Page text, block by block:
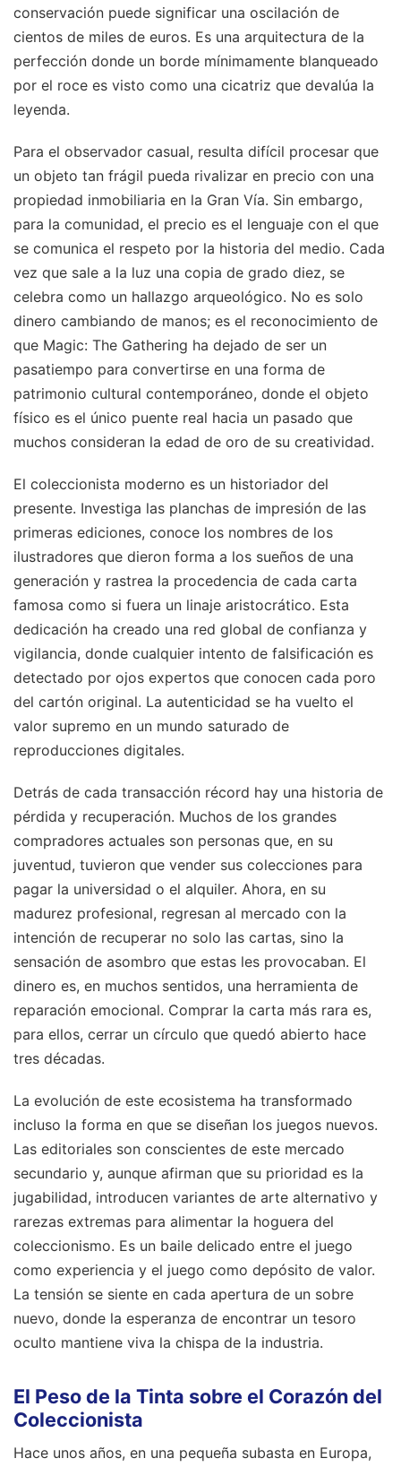
conservación puede significar una oscilación de
cientos de miles de euros. Es una arquitectura de la
perfección donde un borde mínimamente blanqueado
por el roce es visto como una cicatriz que devalúa la
leyenda.
Para el observador casual, resulta difícil procesar que
un objeto tan frágil pueda rivalizar en precio con una
propiedad inmobiliaria en la Gran Vía. Sin embargo,
para la comunidad, el precio es el lenguaje con el que
se comunica el respeto por la historia del medio. Cada
vez que sale a la luz una copia de grado diez, se
celebra como un hallazgo arqueológico. No es solo
dinero cambiando de manos; es el reconocimiento de
que Magic: The Gathering ha dejado de ser un
pasatiempo para convertirse en una forma de
patrimonio cultural contemporáneo, donde el objeto
físico es el único puente real hacia un pasado que
muchos consideran la edad de oro de su creatividad.
El coleccionista moderno es un historiador del
presente. Investiga las planchas de impresión de las
primeras ediciones, conoce los nombres de los
ilustradores que dieron forma a los sueños de una
generación y rastrea la procedencia de cada carta
famosa como si fuera un linaje aristocrático. Esta
dedicación ha creado una red global de confianza y
vigilancia, donde cualquier intento de falsificación es
detectado por ojos expertos que conocen cada poro
del cartón original. La autenticidad se ha vuelto el
valor supremo en un mundo saturado de
reproducciones digitales.
Detrás de cada transacción récord hay una historia de
pérdida y recuperación. Muchos de los grandes
compradores actuales son personas que, en su
juventud, tuvieron que vender sus colecciones para
pagar la universidad o el alquiler. Ahora, en su
madurez profesional, regresan al mercado con la
intención de recuperar no solo las cartas, sino la
sensación de asombro que estas les provocaban. El
dinero es, en muchos sentidos, una herramienta de
reparación emocional. Comprar la carta más rara es,
para ellos, cerrar un círculo que quedó abierto hace
tres décadas.
La evolución de este ecosistema ha transformado
incluso la forma en que se diseñan los juegos nuevos.
Las editoriales son conscientes de este mercado
secundario y, aunque afirman que su prioridad es la
jugabilidad, introducen variantes de arte alternativo y
rarezas extremas para alimentar la hoguera del
coleccionismo. Es un baile delicado entre el juego
como experiencia y el juego como depósito de valor.
La tensión se siente en cada apertura de un sobre
nuevo, donde la esperanza de encontrar un tesoro
oculto mantiene viva la chispa de la industria.
El Peso de la Tinta sobre el Corazón del
Coleccionista
Hace unos años, en una pequeña subasta en Europa,